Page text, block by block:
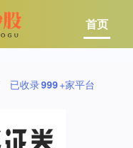
首页
已收录999+家平台